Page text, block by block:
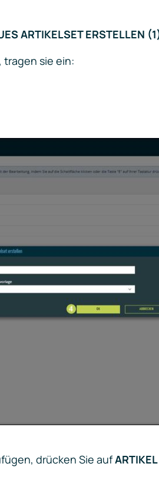
ARTIKELSET ERSTELLEN
, tragen sie ein:
drücken Sie auf